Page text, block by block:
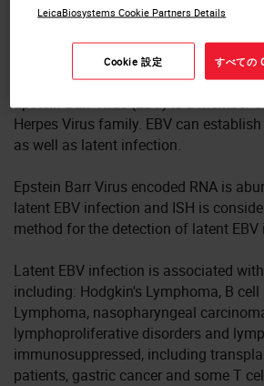
rapid turnaround of results vs. typical
or outsourced testing, for improved
Background
Epstein-Barr Virus (EBV) is a member
Herpes Virus family. EBV can
as well as latent infection.
Epstein Barr Virus encoded RNA is
latent EBV infection and ISH is
method for the detection of latent EBV
Latent EBV infection is associated
including: Hodgkin's Lymphoma, B
Lymphoma, nasopharyngeal
lymphoproliferative disorders and
immunosuppressed, including
patients, gastric cancer and some T
LeicaBiosystems Cookie Partners Details
Cookie 設定 すべての